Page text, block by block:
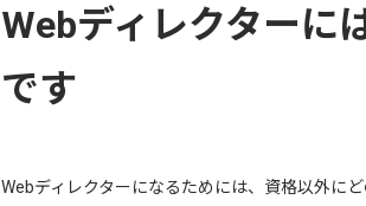
Webディレクターに
です
Webディレクターになるためには、資格以外に